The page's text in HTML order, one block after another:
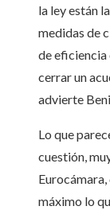
la ley están
medidas de
de eficiencia
cerrar un
advierte
Lo que
cuestión,
máximo lo